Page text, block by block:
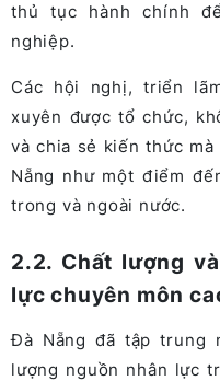
thủ tục hành chính
nghiệp.
Các hội nghị, triển
xuyên được tổ chức,
và chia sẻ kiến thức
Nẵng như một điểm
trong và ngoài nước​.
2.2. Chất lượng
lực chuyên môn
Đà Nẵng đã tập trung
lượng nguồn nhân lực